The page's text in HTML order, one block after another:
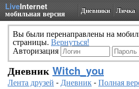
LiveInternet
мобильная версия Дневники Личка
Вы были перенаправлены на
страницы. Вернуться!
Авторизация
Дневник Witch_you
Лента друзей -Дневник-Полная